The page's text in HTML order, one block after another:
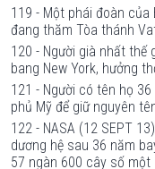
119 - Một phái đoàn của
đang thăm Tòa thánh
120 - Người già nhất thế
bang New York, hưởng
121 - Người có tên họ
phủ Mỹ để giữ nguyên
122 - NASA (12 SEPT
dương hệ sau 36 năm
57 ngàn 600 cây số một